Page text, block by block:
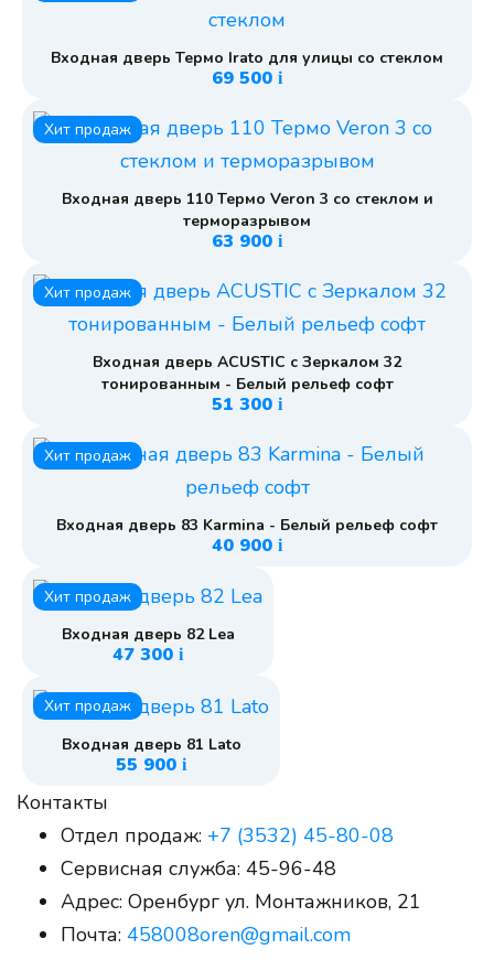
Входная дверь Термо Irato для улицы со стеклом
69 500 i
Хит продаж
Входная дверь 110 Термо Veron 3 со стеклом и
терморазрывом
63 900 i
Хит продаж
Входная дверь ACUSTIC с Зеркалом 32
тонированным - Белый рельеф софт
51 300 i
Хит продаж
Входная дверь 83 Karmina - Белый рельеф софт
40 900 i
Хит продаж
Входная дверь 82 Lea
47 300 i
Хит продаж
Входная дверь 81 Lato
55 900 i
Контакты
Отдел продаж: +7 (3532) 45-80-08
Сервисная служба: 45-96-48
Адрес: Оренбург ул. Монтажников, 21
Почта: 458008oren@gmail.com